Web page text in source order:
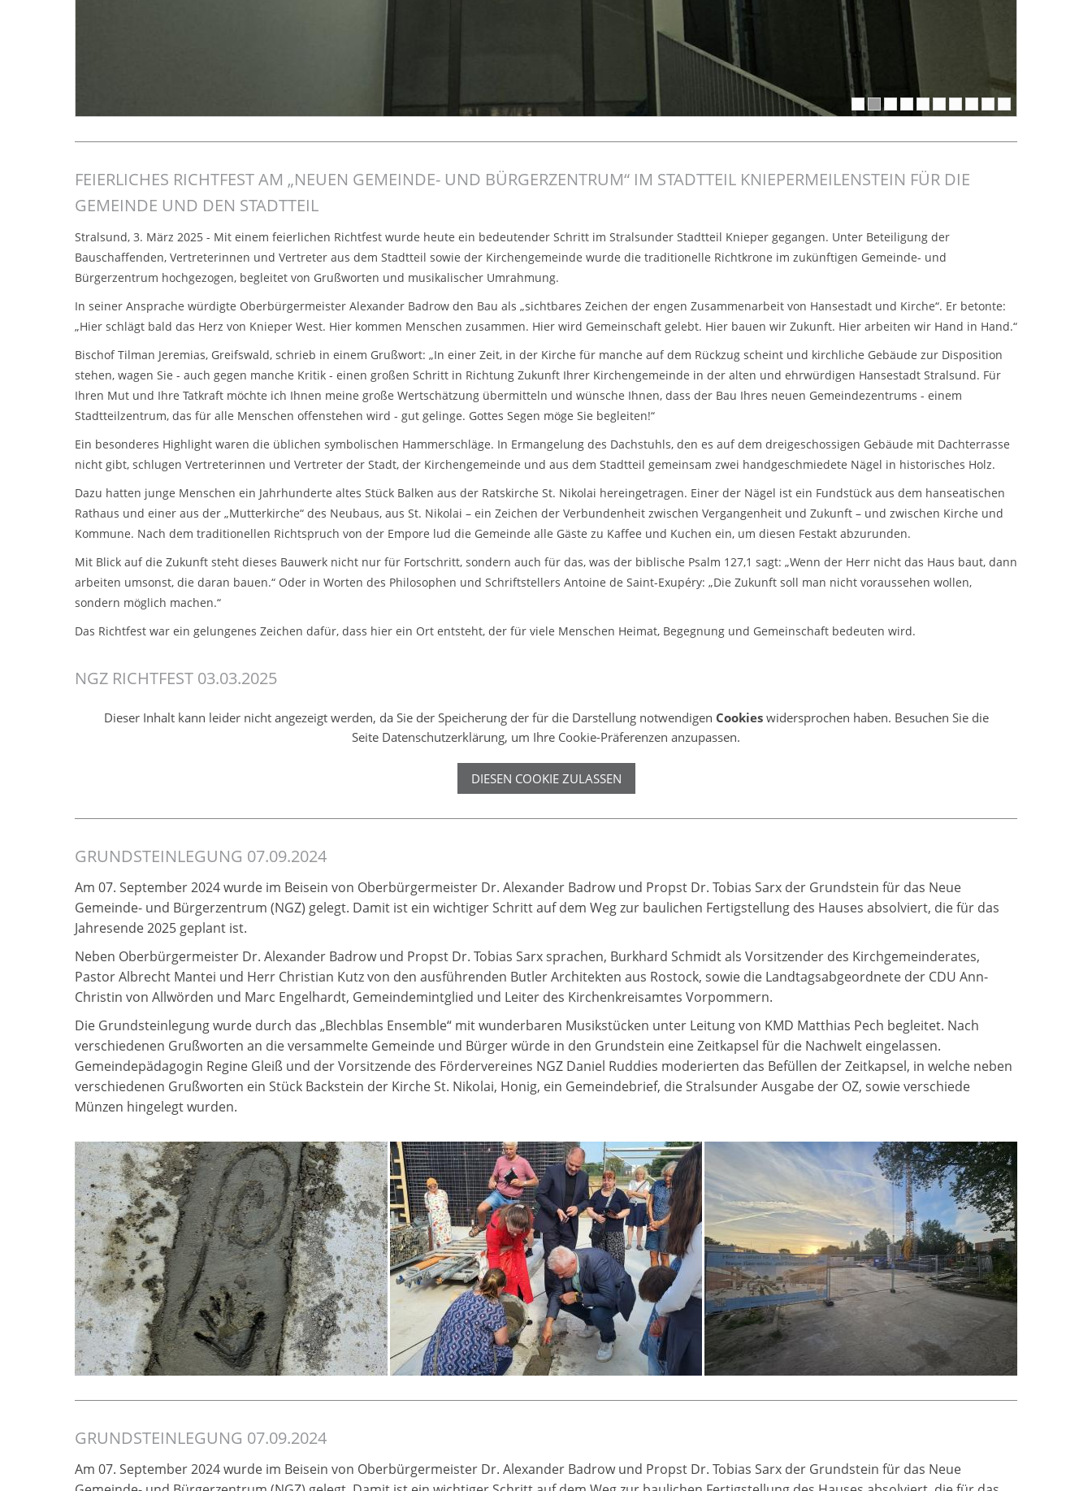
FEIERLICHES RICHTFEST AM „NEUEN GEMEINDE- UND BÜRGERZENTRUM“ IM STADTTEIL KNIEPERMEILENSTEIN FÜR DIE
GEMEINDE UND DEN STADTTEIL
Stralsund, 3. März 2025 - Mit einem feierlichen Richtfest wurde heute ein bedeutender Schritt im Stralsunder Stadtteil Knieper gegangen. Unter Beteiligung der
Bauschaffenden, Vertreterinnen und Vertreter aus dem Stadtteil sowie der Kirchengemeinde wurde die traditionelle Richtkrone im zukünftigen Gemeinde- und
Bürgerzentrum hochgezogen, begleitet von Grußworten und musikalischer Umrahmung.
In seiner Ansprache würdigte Oberbürgermeister Alexander Badrow den Bau als „sichtbares Zeichen der engen Zusammenarbeit von Hansestadt und Kirche“. Er betonte:
„Hier schlägt bald das Herz von Knieper West. Hier kommen Menschen zusammen. Hier wird Gemeinschaft gelebt. Hier bauen wir Zukunft. Hier arbeiten wir Hand in Hand.“
Bischof Tilman Jeremias, Greifswald, schrieb in einem Grußwort: „In einer Zeit, in der Kirche für manche auf dem Rückzug scheint und kirchliche Gebäude zur Disposition
stehen, wagen Sie - auch gegen manche Kritik - einen großen Schritt in Richtung Zukunft Ihrer Kirchengemeinde in der alten und ehrwürdigen Hansestadt Stralsund. Für
Ihren Mut und Ihre Tatkraft möchte ich Ihnen meine große Wertschätzung übermitteln und wünsche Ihnen, dass der Bau Ihres neuen Gemeindezentrums - einem
Stadtteilzentrum, das für alle Menschen offenstehen wird - gut gelinge. Gottes Segen möge Sie begleiten!“
Ein besonderes Highlight waren die üblichen symbolischen Hammerschläge. In Ermangelung des Dachstuhls, den es auf dem dreigeschossigen Gebäude mit Dachterrasse
nicht gibt, schlugen Vertreterinnen und Vertreter der Stadt, der Kirchengemeinde und aus dem Stadtteil gemeinsam zwei handgeschmiedete Nägel in historisches Holz.
Dazu hatten junge Menschen ein Jahrhunderte altes Stück Balken aus der Ratskirche St. Nikolai hereingetragen. Einer der Nägel ist ein Fundstück aus dem hanseatischen
Rathaus und einer aus der „Mutterkirche“ des Neubaus, aus St. Nikolai – ein Zeichen der Verbundenheit zwischen Vergangenheit und Zukunft – und zwischen Kirche und
Kommune. Nach dem traditionellen Richtspruch von der Empore lud die Gemeinde alle Gäste zu Kaffee und Kuchen ein, um diesen Festakt abzurunden.
Mit Blick auf die Zukunft steht dieses Bauwerk nicht nur für Fortschritt, sondern auch für das, was der biblische Psalm 127,1 sagt: „Wenn der Herr nicht das Haus baut, dann
arbeiten umsonst, die daran bauen.“ Oder in Worten des Philosophen und Schriftstellers Antoine de Saint-Exupéry: „Die Zukunft soll man nicht voraussehen wollen,
sondern möglich machen.“
Das Richtfest war ein gelungenes Zeichen dafür, dass hier ein Ort entsteht, der für viele Menschen Heimat, Begegnung und Gemeinschaft bedeuten wird.
NGZ RICHTFEST 03.03.2025
Dieser Inhalt kann leider nicht angezeigt werden, da Sie der Speicherung der für die Darstellung notwendigen Cookieswidersprochen haben. Besuchen Sie die
Seite Datenschutzerklärung, um Ihre Cookie-Präferenzen anzupassen.
DIESEN COOKIE ZULASSEN
GRUNDSTEINLEGUNG 07.09.2024
Am 07. September 2024 wurde im Beisein von Oberbürgermeister Dr. Alexander Badrow und Propst Dr. Tobias Sarx der Grundstein für das Neue
Gemeinde- und Bürgerzentrum (NGZ) gelegt. Damit ist ein wichtiger Schritt auf dem Weg zur baulichen Fertigstellung des Hauses absolviert, die für das
Jahresende 2025 geplant ist.
Neben Oberbürgermeister Dr. Alexander Badrow und Propst Dr. Tobias Sarx sprachen, Burkhard Schmidt als Vorsitzender des Kirchgemeinderates,
Pastor Albrecht Mantei und Herr Christian Kutz von den ausführenden Butler Architekten aus Rostock, sowie die Landtagsabgeordnete der CDU Ann-
Christin von Allwörden und Marc Engelhardt, Gemeindemintglied und Leiter des Kirchenkreisamtes Vorpommern.
Die Grundsteinlegung wurde durch das „Blechblas Ensemble“ mit wunderbaren Musikstücken unter Leitung von KMD Matthias Pech begleitet. Nach
verschiedenen Grußworten an die versammelte Gemeinde und Bürger würde in den Grundstein eine Zeitkapsel für die Nachwelt eingelassen.
Gemeindepädagogin Regine Gleiß und der Vorsitzende des Fördervereines NGZ Daniel Ruddies moderierten das Befüllen der Zeitkapsel, in welche neben
verschiedenen Grußworten ein Stück Backstein der Kirche St. Nikolai, Honig, ein Gemeindebrief, die Stralsunder Ausgabe der OZ, sowie verschiede
Münzen hingelegt wurden.
GRUNDSTEINLEGUNG 07.09.2024
Am 07. September 2024 wurde im Beisein von Oberbürgermeister Dr. Alexander Badrow und Propst Dr. Tobias Sarx der Grundstein für das Neue